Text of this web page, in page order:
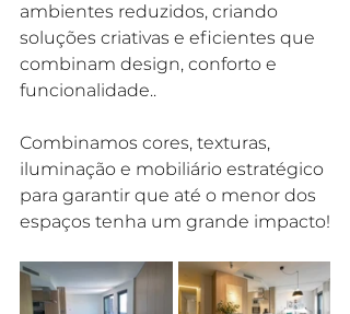
ambientes reduzidos, criando
soluções criativas e eficientes que
combinam design, conforto e
funcionalidade..
Combinamos cores, texturas,
iluminação e mobiliário estratégico
para garantir que até o menor dos
espaços tenha um grande impacto!